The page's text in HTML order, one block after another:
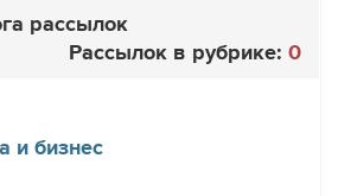
рассылок
Рассылок в рубрике: 0
и бизнес